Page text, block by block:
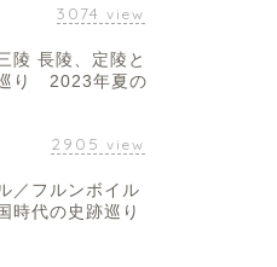
3074 view
陵 長陵、定陵と
り 2023年夏の
2905 view
／フルンボイル
代の史跡巡り